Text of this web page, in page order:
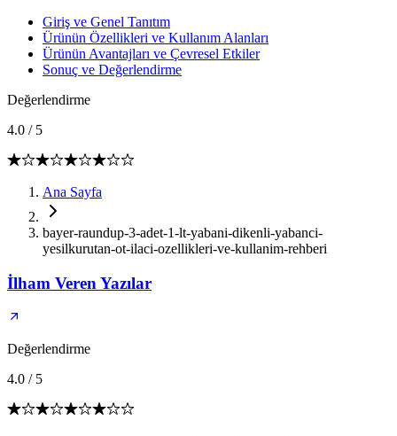
Giriş ve Genel Tanıtım
Ürünün Özellikleri ve Kullanım Alanları
Ürünün Avantajları ve Çevresel Etkiler
Sonuç ve Değerlendirme
Değerlendirme
4.0 / 5
Ana Sayfa
bayer-raundup-3-adet-1-lt-yabani-dikenli-yabanci-
yesilkurutan-ot-ilaci-ozellikleri-ve-kullanim-rehberi
İlham Veren Yazılar
Değerlendirme
4.0 / 5